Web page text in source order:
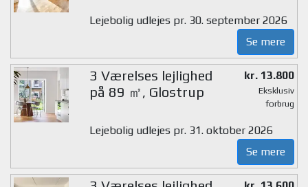
Lejebolig udlejes pr. 30. september 2026
Se mere
3 Værelses lejlighed
på 89 ㎡, Glostrup
kr. 13.800
Eksklusiv
forbrug
Lejebolig udlejes pr. 31. oktober 2026
Se mere